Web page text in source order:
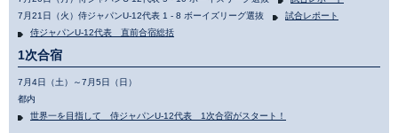
7月21日（火）侍ジャパンU-12代表 1 - 8 ボーイズリーグ選抜
試合レポート
侍ジャパンU-12代表 直前合宿総括
1次合宿
7月4日（土）～7月5日（日）
都内
世界一を目指して 侍ジャパンU-12代表 1次合宿がスタート！